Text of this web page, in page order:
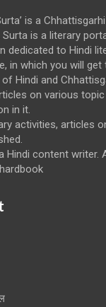
is a
is a literary
dedicated to Hindi
in which you will get
Hindi and
on various
in it.
activities, articles
Hindi content writer.